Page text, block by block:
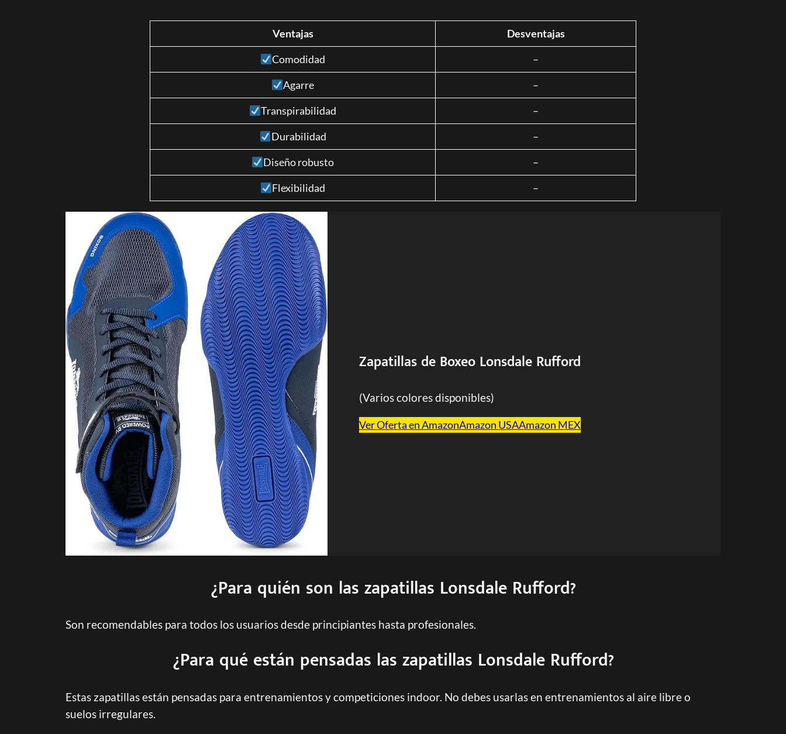
Ventajas Desventajas
Comodidad –
Agarre –
Transpirabilidad –
Durabilidad –
Diseño robusto –
Flexibilidad –
Zapatillas de Boxeo Lonsdale Rufford
(Varios colores disponibles)
Ver Oferta en AmazonAmazon USAAmazon MEX
¿Para quién son las zapatillas Lonsdale Rufford?
Son recomendables para todos los usuarios desde principiantes hasta profesionales.
¿Para qué están pensadas las zapatillas Lonsdale Rufford?
Estas zapatillas están pensadas para entrenamientos y competiciones indoor. No debes usarlas en entrenamientos al aire libre o
suelos irregulares.